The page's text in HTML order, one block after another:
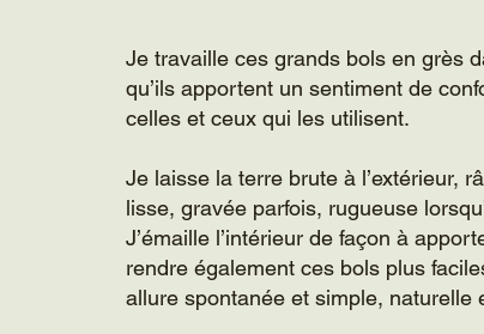
Je travaille ces grands bols en grès
qu’ils apportent un sentiment de
celles et ceux qui les utilisent.
Je laisse la terre brute à l’extérieur,
lisse, gravée parfois, rugueuse
J’émaille l’intérieur de façon à
rendre également ces bols plus
allure spontanée et simple, naturelle